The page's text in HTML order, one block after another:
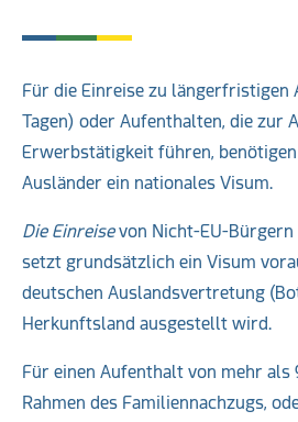
Für die Einreise zu längerfristigen
Tagen) oder Aufenthalten, die zur
Erwerbstätigkeit führen,
Ausländer ein nationales Visum.
Die Einreisevon Nicht-EU-Bürgern
setzt grundsätzlich ein Visum
deutschen Auslandsvertretung
Herkunftsland ausgestellt wird.
Für einen Aufenthalt von mehr als
Rahmen des Familiennachzugs,